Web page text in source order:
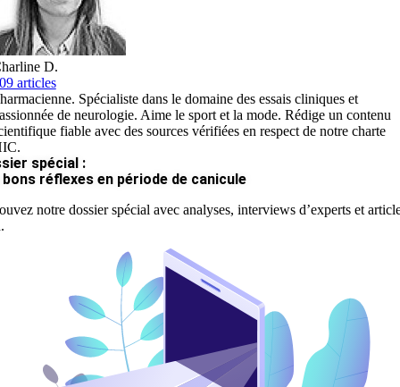
D.
articles
Spécialiste dans le domaine des essais cliniques et
de neurologie. Aime le sport et la mode. Rédige un contenu
fiable avec des sources vérifiées en respect de notre charte
spécial :
bons réflexes en période de canicule
notre dossier spécial avec analyses, interviews d’experts et